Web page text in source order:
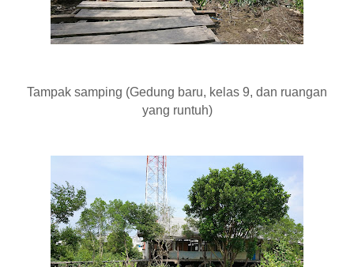
Tampak samping (Gedung baru, kelas 9, dan ruangan
yang runtuh)